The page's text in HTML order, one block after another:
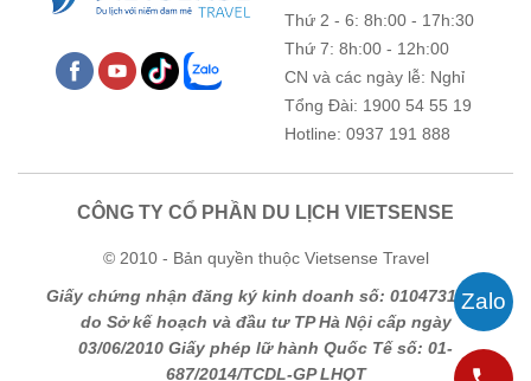
Thứ 2 - 6: 8h:00 - 17h:30
Thứ 7: 8h:00 - 12h:00
CN và các ngày lễ: Nghỉ
Tổng Đài: 1900 54 55 19
Hotline: 0937 191 888
CÔNG TY CỔ PHẦN DU LỊCH VIETSENSE
© 2010 - Bản quyền thuộc Vietsense Travel
Giấy chứng nhận đăng ký kinh doanh số: 0104731205
do Sở kế hoạch và đầu tư TP Hà Nội cấp ngày
03/06/2010 Giấy phép lữ hành Quốc Tế số: 01-
687/2014/TCDL-GP LHQT